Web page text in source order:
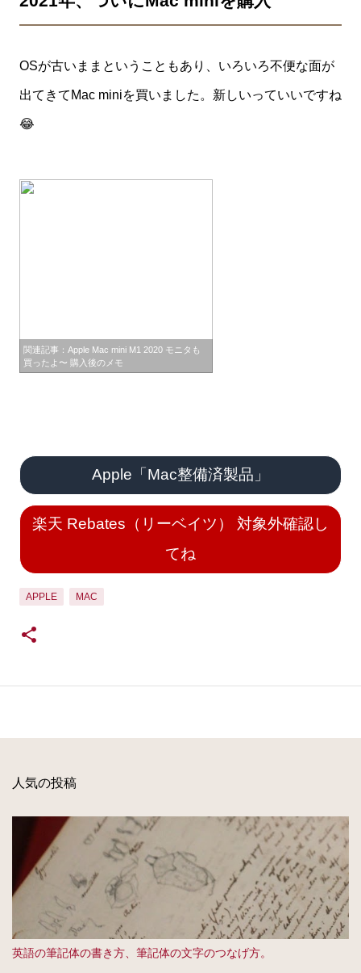
OSが古いままということもあり、いろいろ不便な面が
出てきてMac miniを買いました。新しいっていいですね
😂
関連記事：Apple Mac mini M1 2020 モニタも
買ったよ〜 購入後のメモ
Apple「Mac整備済製品」
楽天 Rebates（リーベイツ） 対象外確認し
てね
APPLE MAC
人気の投稿
英語の筆記体の書き方、筆記体の文字のつなげ方。